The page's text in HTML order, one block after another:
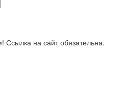
на сайт обязательна.